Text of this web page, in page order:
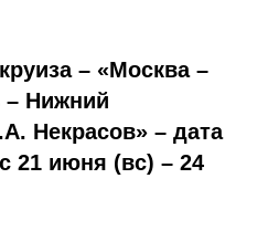
– «Москва –
– Нижний
Некрасов» – дата
21 июня (вс) – 24